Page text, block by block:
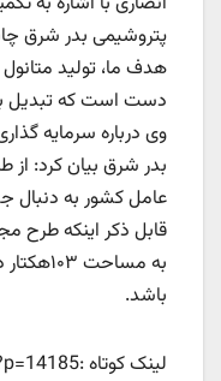
پتروشیمی بدر شرق
هدف ما، تولید
دست است که تبدیل
وی درباره سرمایه
بدر شرق بیان کرد:
عامل کشور به
قابل ذكر اينکه طرح
به
باشد.
لینک کوتاه :https://marzeeghtesad.ir/?p=14185